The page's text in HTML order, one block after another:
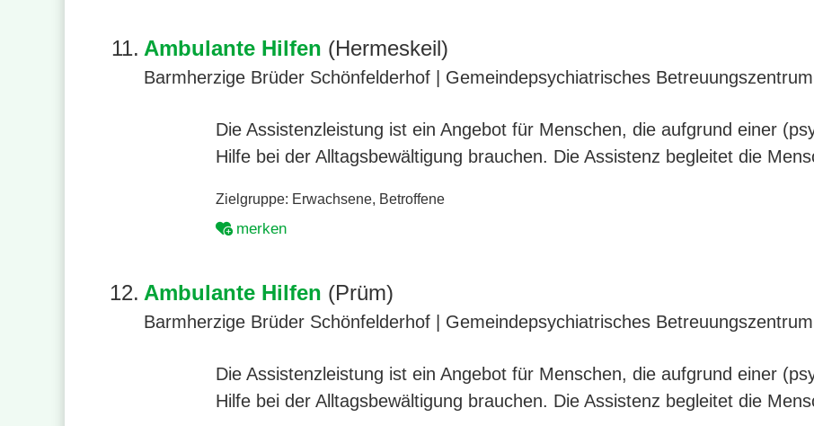
11. Ambulante Hilfen (Hermeskeil)
Barmherzige Brüder Schönfelderhof | Gemeindepsychiatrisches
Die Assistenzleistung ist ein Angebot für Menschen, die aufgrund einer
Hilfe bei der Alltagsbewältigung brauchen. Die Assistenz begleitet die
Zielgruppe: Erwachsene, Betroffene
merken
12. Ambulante Hilfen (Prüm)
Barmherzige Brüder Schönfelderhof | Gemeindepsychiatrisches
Die Assistenzleistung ist ein Angebot für Menschen, die aufgrund einer
Hilfe bei der Alltagsbewältigung brauchen. Die Assistenz begleitet die